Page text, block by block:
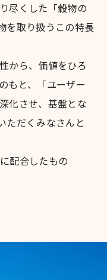
尽くした「穀物の
を取り扱うこの特長
から、価値をひろ
もと、「ユーザー
化させ、基盤とな
ただくみなさんと
配合したもの